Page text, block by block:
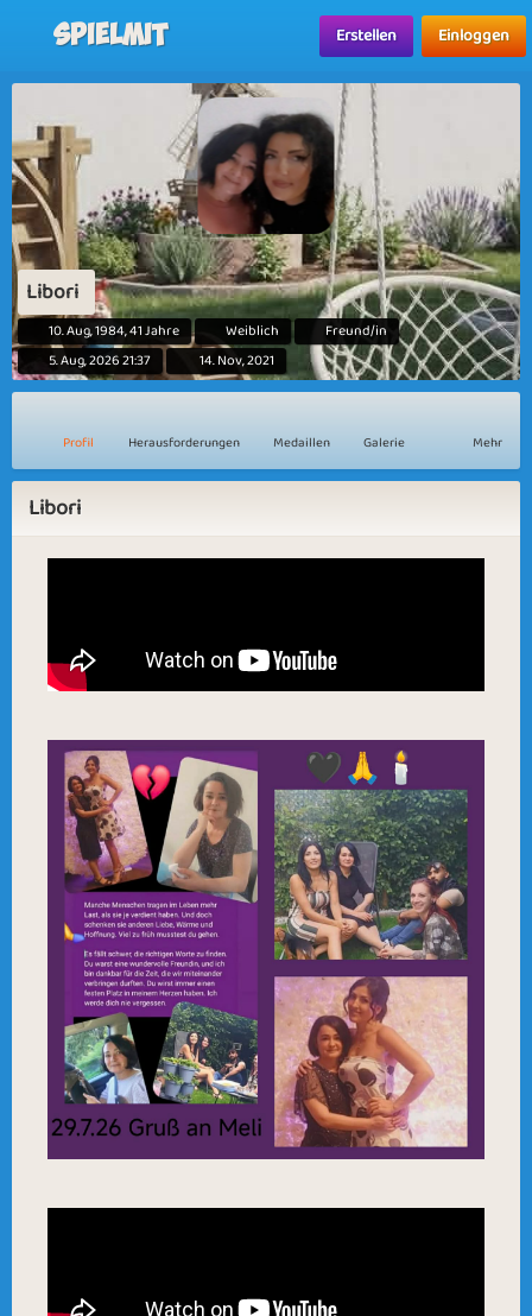
Spielmit Erstellen Einloggen
Libori
10. Aug, 1984, 41 Jahre Weiblich
Freund/in
5. Aug, 2026 21:37
14. Nov, 2021
Profil Herausforderungen Medaillen Galerie Mehr
Libori